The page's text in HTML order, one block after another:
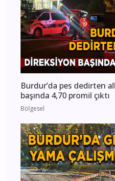
Burdur’da pes dedirten
başında 4,70 promil çıktı
Bölgesel